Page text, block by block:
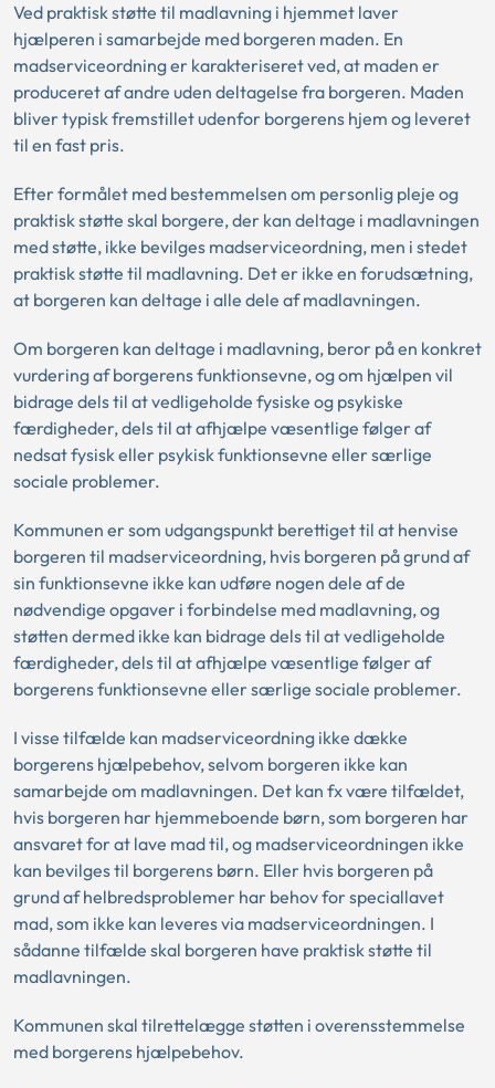
Ved praktisk støtte til madlavning i hjemmet laver
hjælperen i samarbejde med borgeren maden. En
madserviceordning er karakteriseret ved, at maden er
produceret af andre uden deltagelse fra borgeren. Maden
bliver typisk fremstillet udenfor borgerens hjem og leveret
til en fast pris.
Efter formålet med bestemmelsen om personlig pleje og
praktisk støtte skal borgere, der kan deltage i madlavningen
med støtte, ikke bevilges madserviceordning, men i stedet
praktisk støtte til madlavning. Det er ikke en forudsætning,
at borgeren kan deltage i alle dele af madlavningen.
Om borgeren kan deltage i madlavning, beror på en konkret
vurdering af borgerens funktionsevne, og om hjælpen vil
bidrage dels til at vedligeholde fysiske og psykiske
færdigheder, dels til at afhjælpe væsentlige følger af
nedsat fysisk eller psykisk funktionsevne eller særlige
sociale problemer.
Kommunen er som udgangspunkt berettiget til at henvise
borgeren til madserviceordning, hvis borgeren på grund af
sin funktionsevne ikke kan udføre nogen dele af de
nødvendige opgaver i forbindelse med madlavning, og
støtten dermed ikke kan bidrage dels til at vedligeholde
færdigheder, dels til at afhjælpe væsentlige følger af
borgerens funktionsevne eller særlige sociale problemer.
I visse tilfælde kan madserviceordning ikke dække
borgerens hjælpebehov, selvom borgeren ikke kan
samarbejde om madlavningen. Det kan fx være tilfældet,
hvis borgeren har hjemmeboende børn, som borgeren har
ansvaret for at lave mad til, og madserviceordningen ikke
kan bevilges til borgerens børn. Eller hvis borgeren på
grund af helbredsproblemer har behov for speciallavet
mad, som ikke kan leveres via madserviceordningen. I
sådanne tilfælde skal borgeren have praktisk støtte til
madlavningen.
Kommunen skal tilrettelægge støtten i overensstemmelse
med borgerens hjælpebehov.